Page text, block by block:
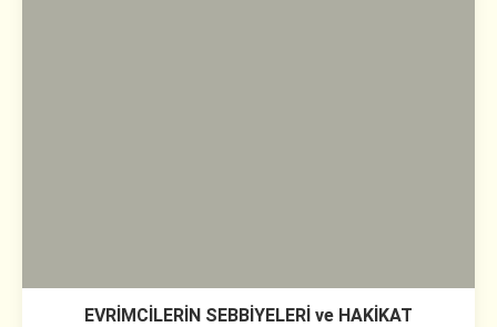
EVRİMCİLERİN SEBBİYELERİ ve HAKİKAT